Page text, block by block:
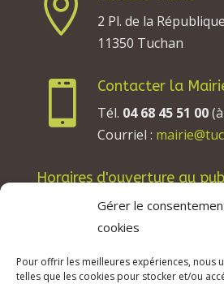
Gérer le
cookies
Pour offrir les meilleures expériences, nous
telles que les cookies pour stocker et/ou

2 Pl. de la République
11350 Tuchan

Contacter la
Tél. 04 68 45 51 00
Courriel :
Horaires d'ouverture au
Les lundis, mardis et jeudis :
13h30 à 17h30.
Les vendredis : de 8h à 12h.